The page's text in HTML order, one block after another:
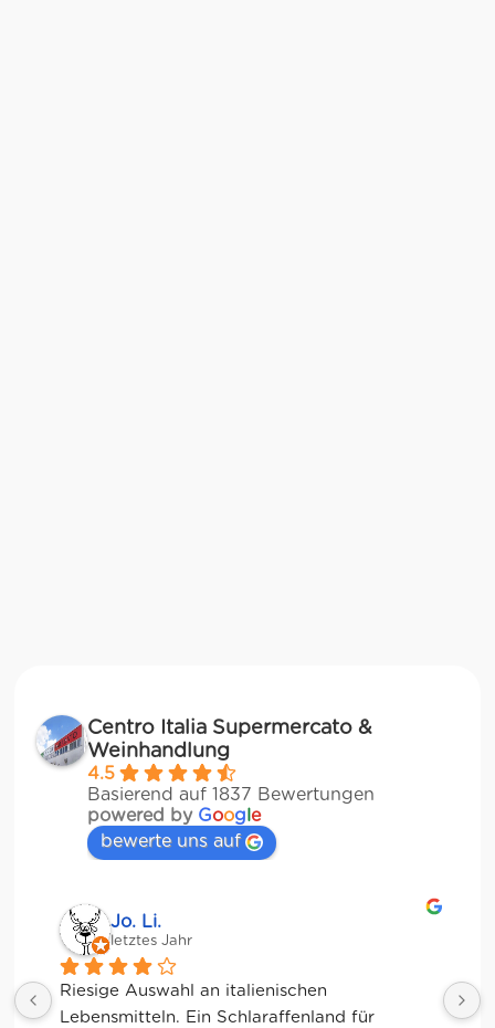
Centro Italia Supermercato &
Weinhandlung
4.5
Basierend auf 1837 Bewertungen
powered by Google
bewerte uns auf
Jessica Chu
letztes Jahr
Tolle Auswahl! Die Frischetheke und der
Kaffee sind ebenfalls sensationell. Viele